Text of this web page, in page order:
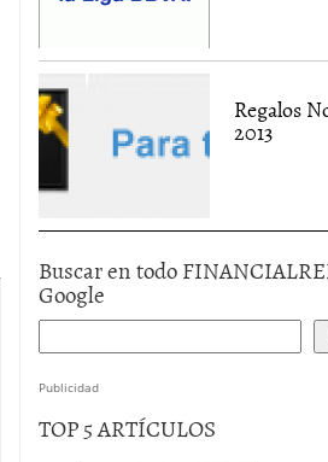
Regalos
2013
Buscar en todo
Google
Publicidad
TOP 5 ARTÍCULOS